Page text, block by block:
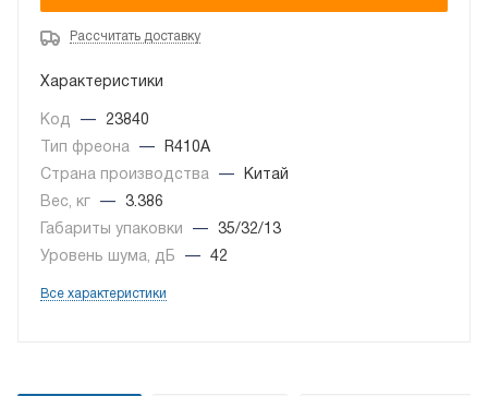
Рассчитать доставку
Характеристики
Код —
23840
Тип фреона
—
R410A
Страна производства
—
Китай
Вес, кг
—
3.386
Габариты упаковки
—
35/32/13
Уровень шума, дБ
— 42
Все характеристики